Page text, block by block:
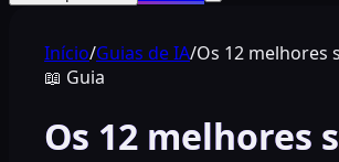
Início/Guias de IA/Os 12 melhores
📖 Guia
Os 12 melhores